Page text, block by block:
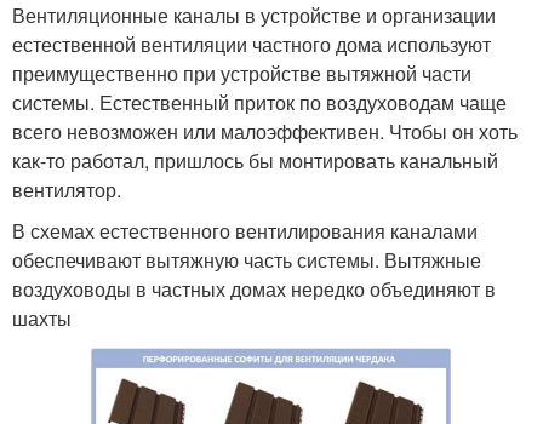
Вентиляционные каналы в устройстве и организации
естественной вентиляции частного дома используют
преимущественно при устройстве вытяжной части
системы. Естественный приток по воздуховодам чаще
всего невозможен или малоэффективен. Чтобы он хоть
как-то работал, пришлось бы монтировать канальный
вентилятор.
В схемах естественного вентилирования каналами
обеспечивают вытяжную часть системы. Вытяжные
воздуховоды в частных домах нередко объединяют в
шахты